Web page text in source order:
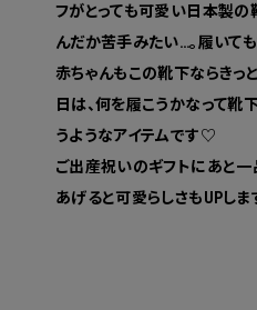
フがとっても可愛い日本製の
んだか苦手みたい…。履いて
赤ちゃんもこの靴下ならきっ
日は、何を履こうかなって靴
うようなアイテムです♡
ご出産祝いのギフトにあと一
あげると可愛らしさもUPしま